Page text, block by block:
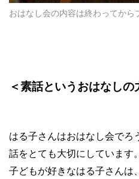
おはなし会の内容は終わってから
＜素話というおはなしの
はる子さんはおはなし会でろ
話をとても大切にしています。
子どもが好きなはる子さんは